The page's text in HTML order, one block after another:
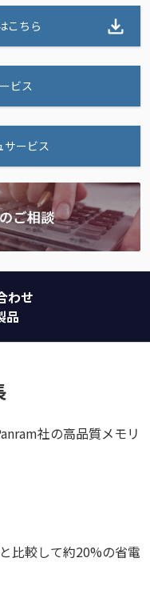
こちら
ビス
サービス
わせ
品
社の高品質メモリ
比較して約20%の省電